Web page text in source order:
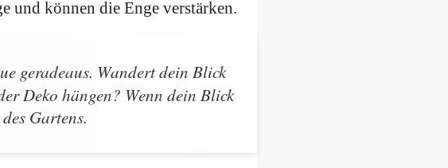
und können die Enge verstärken.
geradeaus. Wandert dein Blick
Deko hängen? Wenn dein Blick
Gartens.